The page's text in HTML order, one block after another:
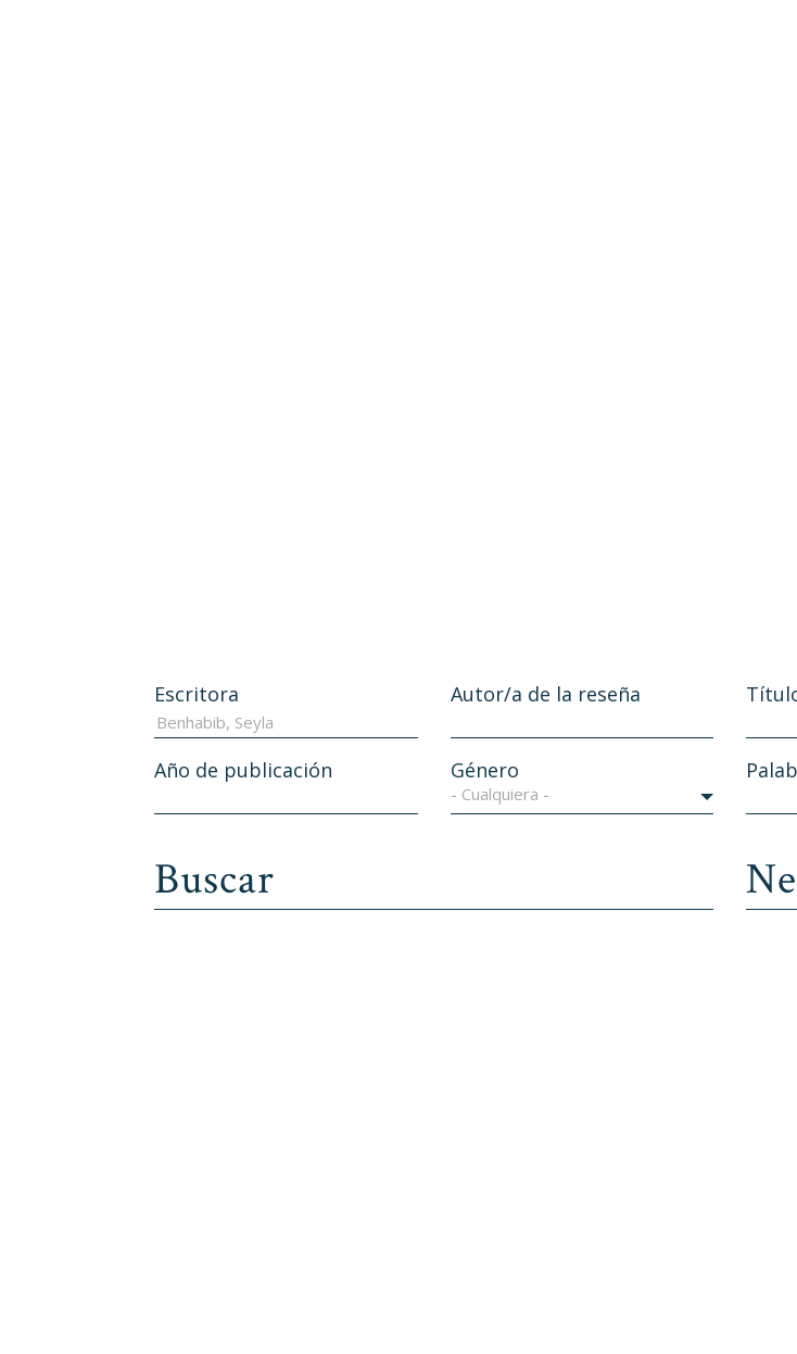
Escritora Autor/a de la reseña
Año de publicación Género
- Cualquiera -